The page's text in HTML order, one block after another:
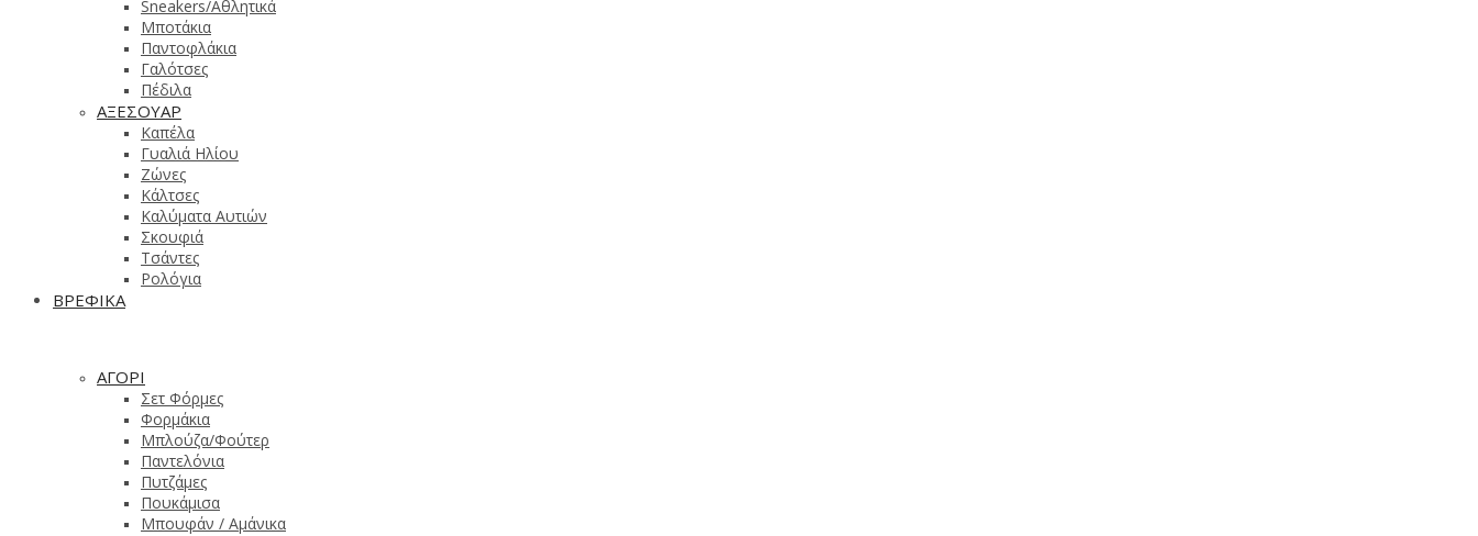
Sneakers/Αθλητικά
Μποτάκια
Παντοφλάκια
Γαλότσες
Πέδιλα
ΑΞΕΣΟΥΑΡ
Καπέλα
Γυαλιά Ηλίου
Ζώνες
Κάλτσες
Καλύματα Αυτιών
Σκουφιά
Τσάντες
Ρολόγια
ΒΡΕΦΙΚΑ
ΑΓΟΡΙ
Σετ Φόρμες
Φορμάκια
Μπλούζα/Φούτερ
Παντελόνια
Πυτζάμες
Πουκάμισα
Μπουφάν / Αμάνικα